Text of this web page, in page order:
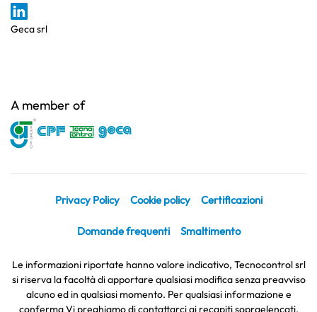
Geca srl
A member of
Privacy Policy Cookie policy Certificazioni
Domande frequenti Smaltimento
Le informazioni riportate hanno valore indicativo, Tecnocontrol srl
si riserva la facoltà di apportare qualsiasi modifica senza preavviso
alcuno ed in qualsiasi momento. Per qualsiasi informazione e
conferma Vi preghiamo di contattarci ai recapiti sopraelencati.